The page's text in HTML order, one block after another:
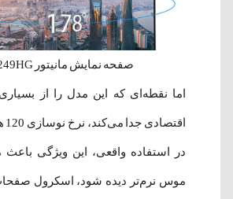
صفحه نمایش مانیتور VA249HG
اما نقطه‌ای که این مدل را از بسیاری
در استفاده واقعی، این ویژگی
موس نرم‌تر دیده شود، اسکرول